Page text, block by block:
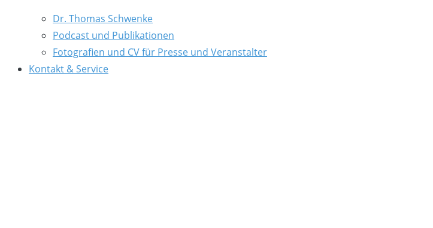
Dr. Thomas Schwenke
Podcast und Publikationen
Fotografien und CV für Presse und Veranstalter
Kontakt & Service